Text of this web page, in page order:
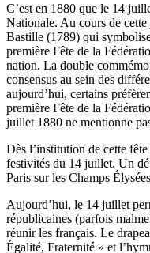
C’est en 1880 que le 14
Nationale. Au cours de
Bastille (1789) qui
première Fête de la
nation. La double
consensus au sein des
aujourd’hui, certains
première Fête de la
juillet 1880 ne mentionne
Dès l’institution de cette
festivités du 14 juillet. Un
Paris sur les Champs
Aujourd’hui, le 14 juillet
républicaines (parfois
réunir les français. Le
Égalité, Fraternité » et